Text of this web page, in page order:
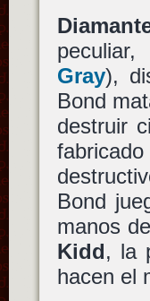
Gray),
Bond
destruir
Bond
manos
Kidd, la
hacen el